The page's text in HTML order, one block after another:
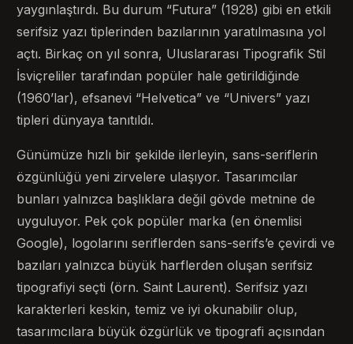
yaygınlaştırdı. Bu durum “Futura” (1928) gibi en etkili
serifsiz yazı tiplerinden bazılarının yaratılmasına yol
açtı. Birkaç on yıl sonra, Uluslararası Tipografik Stil
İsviçreliler tarafından popüler hale getirildiğinde
(1960’lar), efsanevi “Helvetica” ve “Univers” yazı
tipleri dünyaya tanıtıldı.
Günümüze hızlı bir şekilde ilerleyin, sans-seriflerin
özgünlüğü yeni zirvelere ulaşıyor. Tasarımcılar
bunları yalnızca başlıklara değil gövde metnine de
uyguluyor. Pek çok popüler marka (en önemlisi
Google), logolarını seriflerden sans-serifs’e çevirdi ve
bazıları yalnızca büyük harflerden oluşan serifsiz
tipografiyi seçti (örn. Saint Laurent). Serifsiz yazı
karakterleri keskin, temiz ve iyi okunabilir olup,
tasarımcılara büyük özgürlük ve tipografi açısından